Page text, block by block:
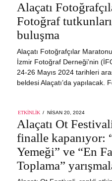
2024
Alaçatı
Fotoğraf
buluşma
Alaçatı Fotoğrafçılar
İzmir Fotoğraf Derneği’nin
24-26 Mayıs 2024 tarihleri
beldesi Alaçatı’da yapılacak.
ETKINLIK
POSTED
NISAN 20, 2024
Alaçatı Ot
finalle kapanıyor:
Yemeği” ve “En
Toplama”